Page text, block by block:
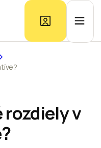
Ponuka kancelárií
Prieskum trhu
Kontakt
rozdiely v